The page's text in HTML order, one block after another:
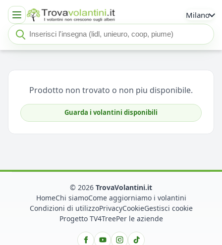
Milano
Cerca insegna o negozio
Seleziona un'insegna
Prodotto non trovato o non piu disponibile.
Guarda i volantini disponibili
© 2026 TrovaVolantini.it
HomeChi siamoCome aggiorniamo i volantini
Condizioni di utilizzoPrivacyCookieGestisci cookie
Progetto TV4TreePer le aziende